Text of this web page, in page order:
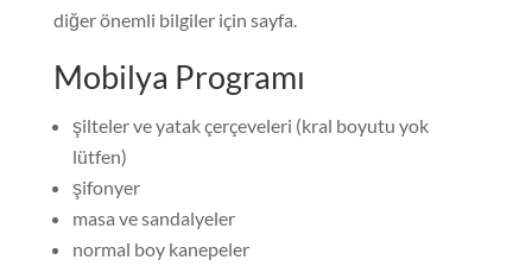
diğer önemli bilgiler için sayfa.
Mobilya Programı
şilteler ve yatak çerçeveleri (kral boyutu yok
lütfen)
şifonyer
masa ve sandalyeler
normal boy kanepeler